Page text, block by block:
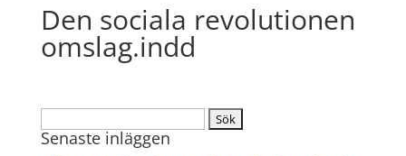
Den sociala revolutionen
omslag.indd
efter:
Senaste inläggen